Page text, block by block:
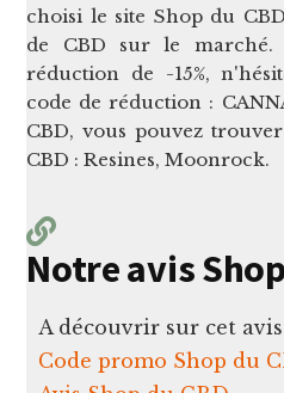
choisi le site Shop du
de CBD sur le marché.
réduction de -15%,
code de réduction :
CBD, vous pouvez
CBD : Resines, Moonrock.
Notre avis
A découvrir sur cet avis
Code promo Shop du